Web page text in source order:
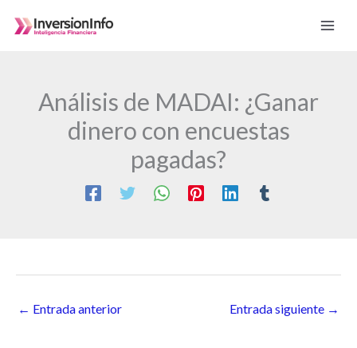
Análisis de MADAI: ¿Ganar
dinero con encuestas
pagadas?
← Entrada anterior Entrada siguiente →